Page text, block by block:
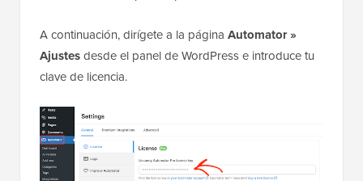
A continuación, dirígete a la página Automator »
Ajustesdesde el panel de WordPress e introduce tu
clave de licencia.